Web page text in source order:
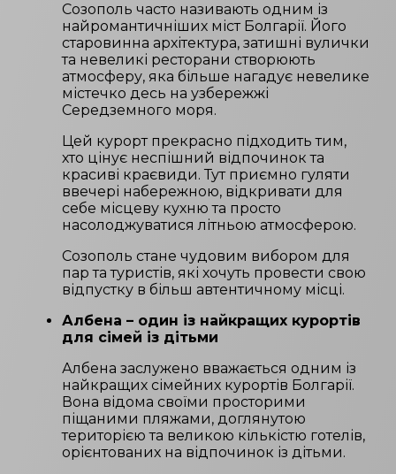
Созополь часто називають одним із
найромантичніших міст Болгарії. Його
старовинна архітектура, затишні вулички
та невеликі ресторани створюють
атмосферу, яка більше нагадує невелике
містечко десь на узбережжі
Середземного моря.
Цей курорт прекрасно підходить тим,
хто цінує неспішний відпочинок та
красиві краєвиди. Тут приємно гуляти
ввечері набережною, відкривати для
себе місцеву кухню та просто
насолоджуватися літньою атмосферою.
Созополь стане чудовим вибором для
пар та туристів, які хочуть провести свою
відпустку в більш автентичному місці.
Албена – один із найкращих курортів
для сімей із дітьми
Албена заслужено вважається одним із
найкращих сімейних курортів Болгарії.
Вона відома своїми просторими
піщаними пляжами, доглянутою
територією та великою кількістю готелів,
орієнтованих на відпочинок із дітьми.